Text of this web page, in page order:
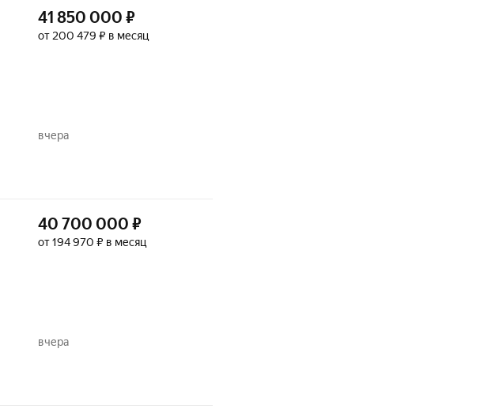
41 850 000 ₽
от 200 479 ₽ в месяц
вчера
40 700 000 ₽
от 194 970 ₽ в месяц
вчера